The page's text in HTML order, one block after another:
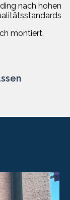
nach hohen
montiert,